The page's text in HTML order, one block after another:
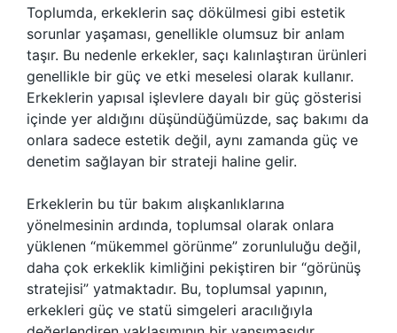
Toplumda, erkeklerin saç dökülmesi gibi estetik
sorunlar yaşaması, genellikle olumsuz bir anlam
taşır. Bu nedenle erkekler, saçı kalınlaştıran ürünleri
genellikle bir güç ve etki meselesi olarak kullanır.
Erkeklerin yapısal işlevlere dayalı bir güç gösterisi
içinde yer aldığını düşündüğümüzde, saç bakımı da
onlara sadece estetik değil, aynı zamanda güç ve
denetim sağlayan bir strateji haline gelir.
Erkeklerin bu tür bakım alışkanlıklarına
yönelmesinin ardında, toplumsal olarak onlara
yüklenen “mükemmel görünme” zorunluluğu değil,
daha çok erkeklik kimliğini pekiştiren bir “görünüş
stratejisi” yatmaktadır. Bu, toplumsal yapının,
erkekleri güç ve statü simgeleri aracılığıyla